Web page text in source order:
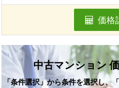
価格
中古マンション
「条件選択」から条件を選択し、